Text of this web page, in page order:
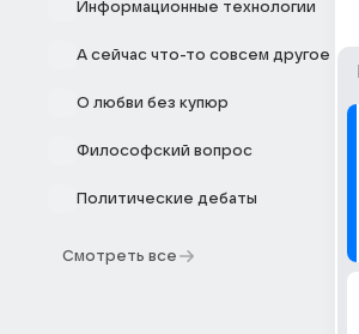
Информационные технологии
А сейчас что-то совсем другое
О любви без купюр
Философский вопрос
Политические дебаты
Смотреть все